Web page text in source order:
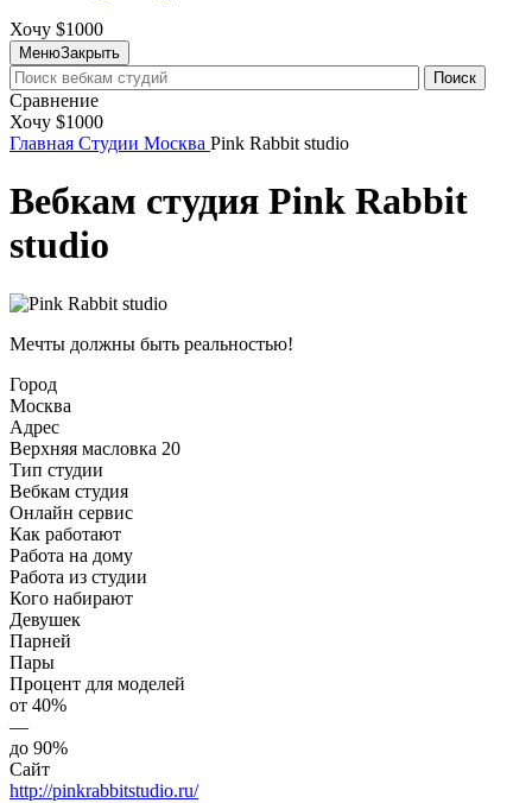
Хочу $1000
МенюЗакрыть
Поиск
Сравнение
Хочу $1000
Главная Студии Москва Pink Rabbit studio
Вебкам студия Pink Rabbit
studio
Мечты должны быть реальностью!
Город
Москва
Адрес
Верхняя масловка 20
Тип студии
Вебкам студия
Онлайн сервис
Как работают
Работа на дому
Работа из студии
Кого набирают
Девушек
Парней
Пары
Процент для моделей
от 40%
—
до 90%
Сайт
http://pinkrabbitstudio.ru/